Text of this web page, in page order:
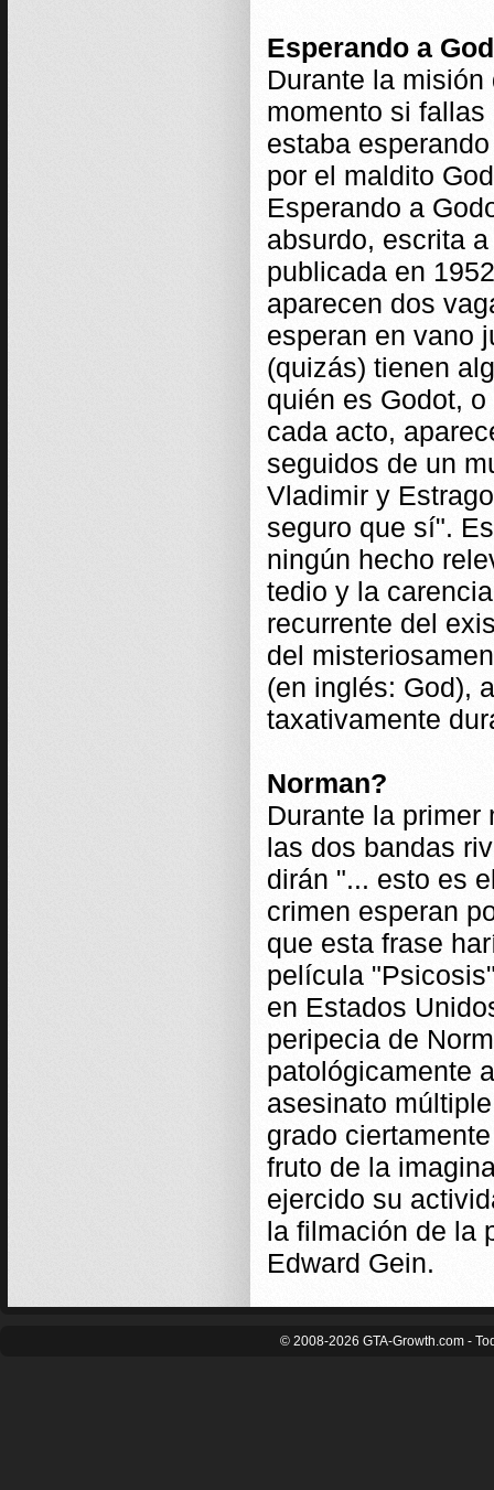
Esperando a
Durante la
momento si
estaba
por el maldito
Esperando a
absurdo, escrita
publicada en
aparecen dos
esperan en vano
(quizás) tienen
quién es Godot,
cada acto,
seguidos de un
Vladimir y
seguro que sí".
ningún hecho
tedio y la
recurrente del
del
(en inglés: God),
taxativamente
Norman?
Durante la primer
las dos bandas
dirán "... esto es
crimen esperan
que esta frase
película
en Estados
peripecia de
patológicamente
asesinato
grado
fruto de la
ejercido su
la filmación de la
Edward Gein.
© 2008-2026 GTA-Growth.com -